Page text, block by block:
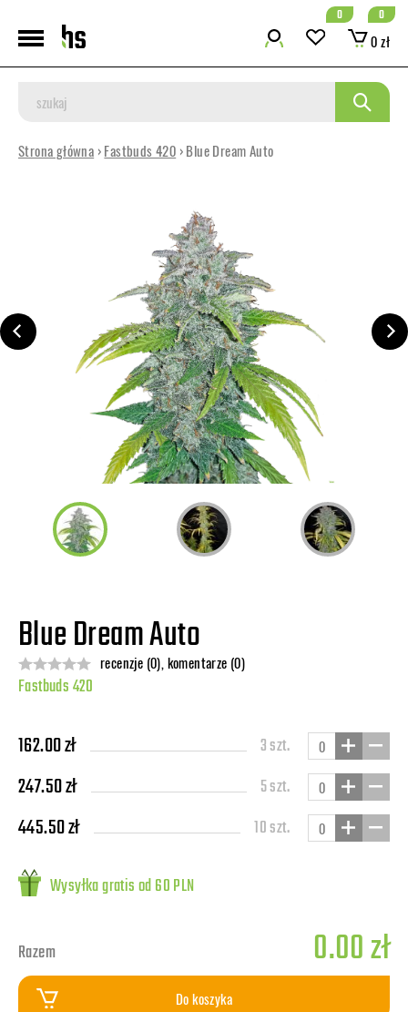
0
0 zł
0
Strona główna ›Fastbuds 420 › Blue Dream Auto
Blue Dream Auto
recenzje (0), komentarze (0)
Fastbuds 420
162.00 zł 3 szt.
247.50 zł 5 szt.
445.50 zł 10 szt.
Wysyłka gratis od 60 PLN
Razem 0.00 zł
Do koszyka